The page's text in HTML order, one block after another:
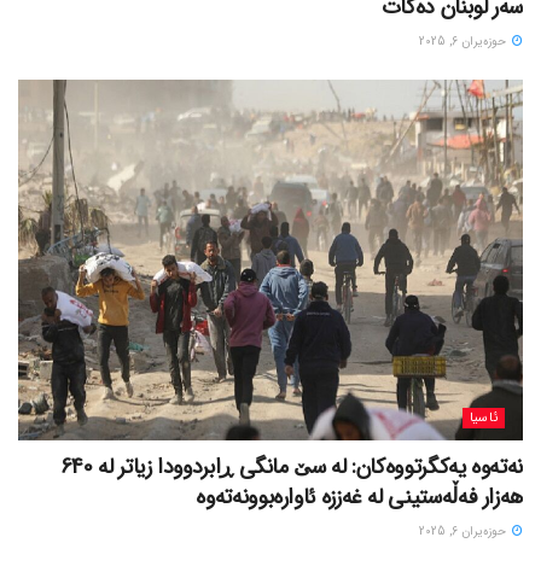
سەر لوبنان دەکات
حوزه‌یران 6, 2025
ئاسیا
نەتەوە یەکگرتووەکان: لە سێ مانگی ڕابردوودا زیاتر لە 640
هەزار فەڵەستینی لە غەززە ئاوارەبوونەتەوە
حوزه‌یران 6, 2025